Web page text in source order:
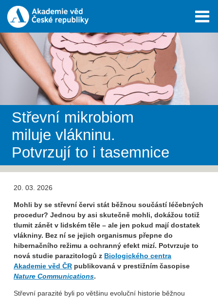
Střevní mikrobiom
miluje vlákninu.
Potvrzují to i tasemnice
20. 03. 2026
Mohli by se střevní červi stát běžnou součástí léčebných
procedur? Jednou by asi skutečně mohli, dokážou totiž
tlumit zánět v lidském těle – ale jen pokud mají dostatek
vlákniny. Bez ní se jejich organismus přepne do
hibernačního režimu a ochranný efekt mizí. Potvrzuje to
nová studie parazitologů z Biologického centra
Akademie věd ČR publikovaná v prestižním časopise
Nature Communications.
Střevní parazité byli po většinu evoluční historie běžnou